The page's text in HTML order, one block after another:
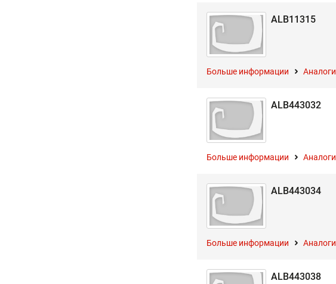
ALB11315
Больше информации Аналоги
ALB443032
Больше информации Аналоги
ALB443034
Больше информации Аналоги
ALB443038